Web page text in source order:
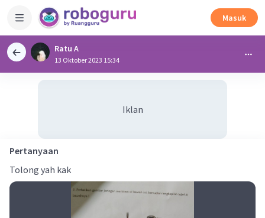
Masuk
Ratu A
13 Oktober 2023 15:34
Iklan
Pertanyaan
Tolong yah kak